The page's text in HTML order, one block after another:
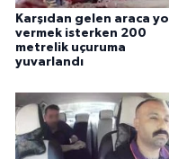
Karşıdan gelen araca yol
vermek isterken 200
metrelik uçuruma
yuvarlandı